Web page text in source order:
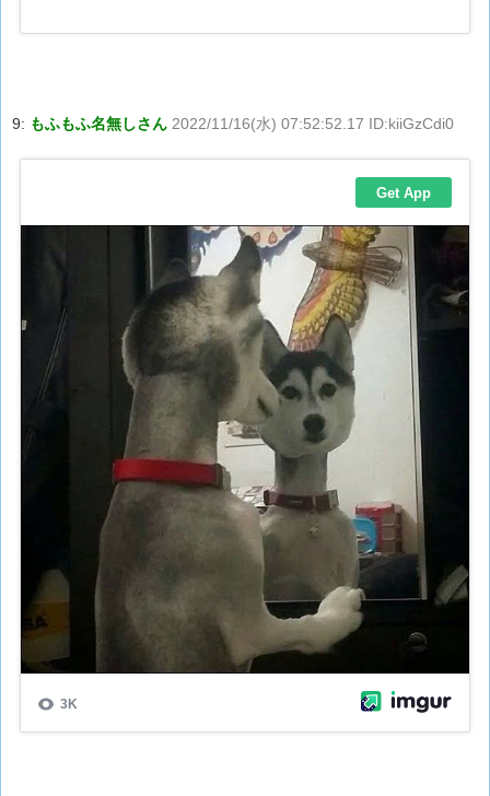
9: もふもふ名無しさん 2022/11/16(水) 07:52:52.17 ID:kiiGzCdi0